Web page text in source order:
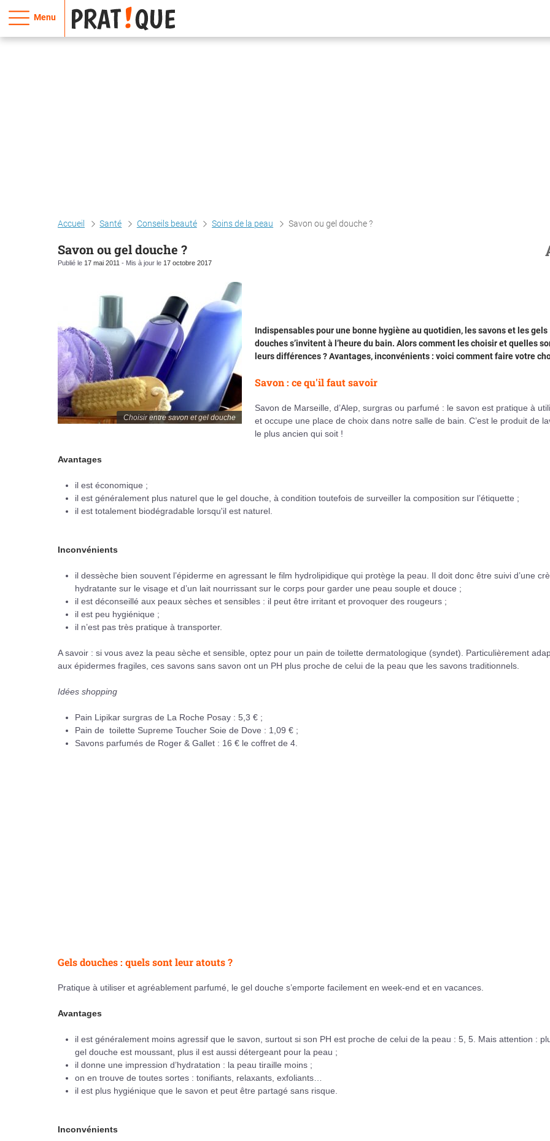
Menu
Accueil Santé Conseils beauté Soins de la peau Savon ou gel douche ?
Savon ou gel douche ?
Publié le 17 mai 2011 - Mis à jour le 17 octobre 2017
Choisir entre savon et gel douche
Indispensables pour une bonne hygiène au quotidien, les savons et les gels
douches s’invitent à l’heure du bain. Alors comment les choisir et quelles
leurs différences ? Avantages, inconvénients : voici comment faire votre
Savon : ce qu'il faut savoir
Savon de Marseille, d’Alep, surgras ou parfumé : le savon est pratique à
et occupe une place de choix dans notre salle de bain. C’est le produit de
le plus ancien qui soit !
Avantages
il est économique ;
il est généralement plus naturel que le gel douche, à condition toutefois de surveiller la composition sur l’étiquette ;
il est totalement biodégradable lorsqu'il est naturel.
Inconvénients
il dessèche bien souvent l’épiderme en agressant le film hydrolipidique qui protège la peau. Il doit donc être suivi d’une
hydratante sur le visage et d’un lait nourrissant sur le corps pour garder une peau souple et douce ;
il est déconseillé aux peaux sèches et sensibles : il peut être irritant et provoquer des rougeurs ;
il est peu hygiénique ;
il n’est pas très pratique à transporter.
A savoir : si vous avez la peau sèche et sensible, optez pour un pain de toilette dermatologique (syndet). Particulièrement
aux épidermes fragiles, ces savons sans savon ont un PH plus proche de celui de la peau que les savons traditionnels.
Idées shopping
Pain Lipikar surgras de La Roche Posay : 5,3 € ;
Pain de toilette Supreme Toucher Soie de Dove : 1,09 € ;
Savons parfumés de Roger & Gallet : 16 € le coffret de 4.
Gels douches : quels sont leur atouts ?
Pratique à utiliser et agréablement parfumé, le gel douche s’emporte facilement en week-end et en vacances.
Avantages
il est généralement moins agressif que le savon, surtout si son PH est proche de celui de la peau : 5, 5. Mais attention :
gel douche est moussant, plus il est aussi détergeant pour la peau ;
il donne une impression d’hydratation : la peau tiraille moins ;
on en trouve de toutes sortes : tonifiants, relaxants, exfoliants…
il est plus hygiénique que le savon et peut être partagé sans risque.
Inconvénients